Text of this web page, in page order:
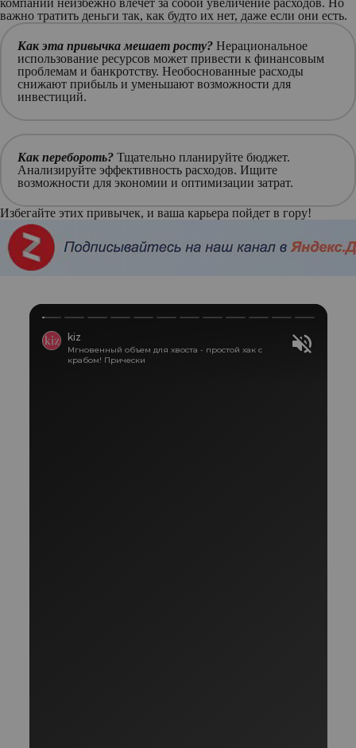
компании неизбежно влечет за собой увеличение расходов. Но
важно тратить деньги так, как будто их нет, даже если они есть.
Как эта привычка мешает росту? Нерациональное
использование ресурсов может привести к финансовым
проблемам и банкротству. Необоснованные расходы
снижают прибыль и уменьшают возможности для
инвестиций.
Как перебороть? Тщательно планируйте бюджет.
Анализируйте эффективность расходов. Ищите
возможности для экономии и оптимизации затрат.
Избегайте этих привычек, и ваша карьера пойдет в гору!